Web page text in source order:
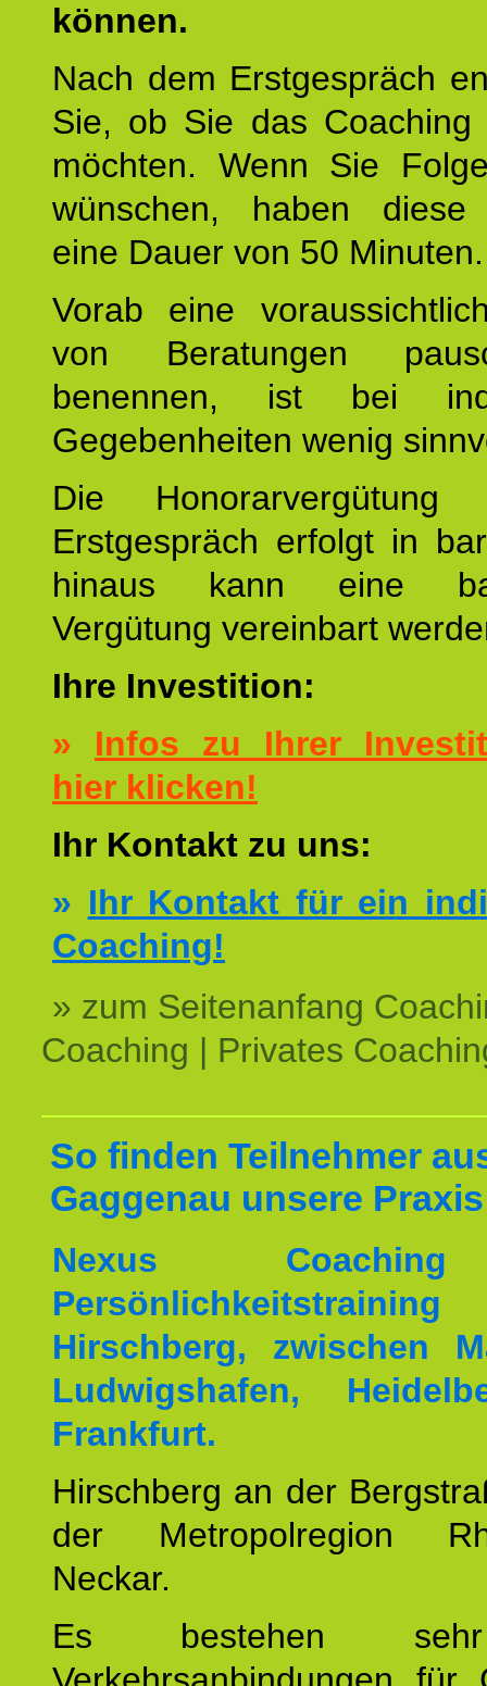
können.
Nach dem Erstgespräch
Sie, ob Sie das Coaching
möchten. Wenn Sie
wünschen, haben diese
eine Dauer von 50 Minuten.
Vorab eine
von Beratungen
benennen, ist bei
Gegebenheiten wenig
Die
Erstgespräch erfolgt in
hinaus kann eine
Vergütung vereinbart
Ihre Investition:
» Infos zu Ihrer
hier klicken!
Ihr Kontakt zu uns:
» Ihr Kontakt für ein
Coaching!
» zum Seitenanfang
Coaching | Privates
So finden Teilnehmer
Gaggenau unsere
Nexus
Hirschberg, zwischen
Ludwigshafen,
Frankfurt.
Hirschberg an der
der Metropolregion
Neckar.
Es bestehen